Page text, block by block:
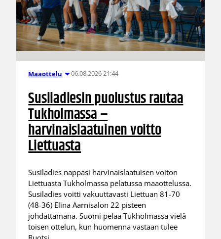
Maaottelu 06.08.2026 21:44
Susiladiesin puolustus rautaa
Tukholmassa –
harvinaislaatuinen voitto
Liettuasta
Susiladies nappasi harvinaislaatuisen voiton
Liettuasta Tukholmassa pelatussa maaottelussa.
Susiladies voitti vakuuttavasti Liettuan 81-70
(48-36) Elina Aarnisalon 22 pisteen
johdattamana. Suomi pelaa Tukholmassa vielä
toisen ottelun, kun huomenna vastaan tulee